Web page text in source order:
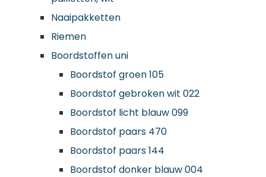
Naaipakketten
Riemen
Boordstoffen uni
Boordstof groen 105
Boordstof gebroken wit 022
Boordstof licht blauw 099
Boordstof paars 470
Boordstof paars 144
Boordstof donker blauw 004